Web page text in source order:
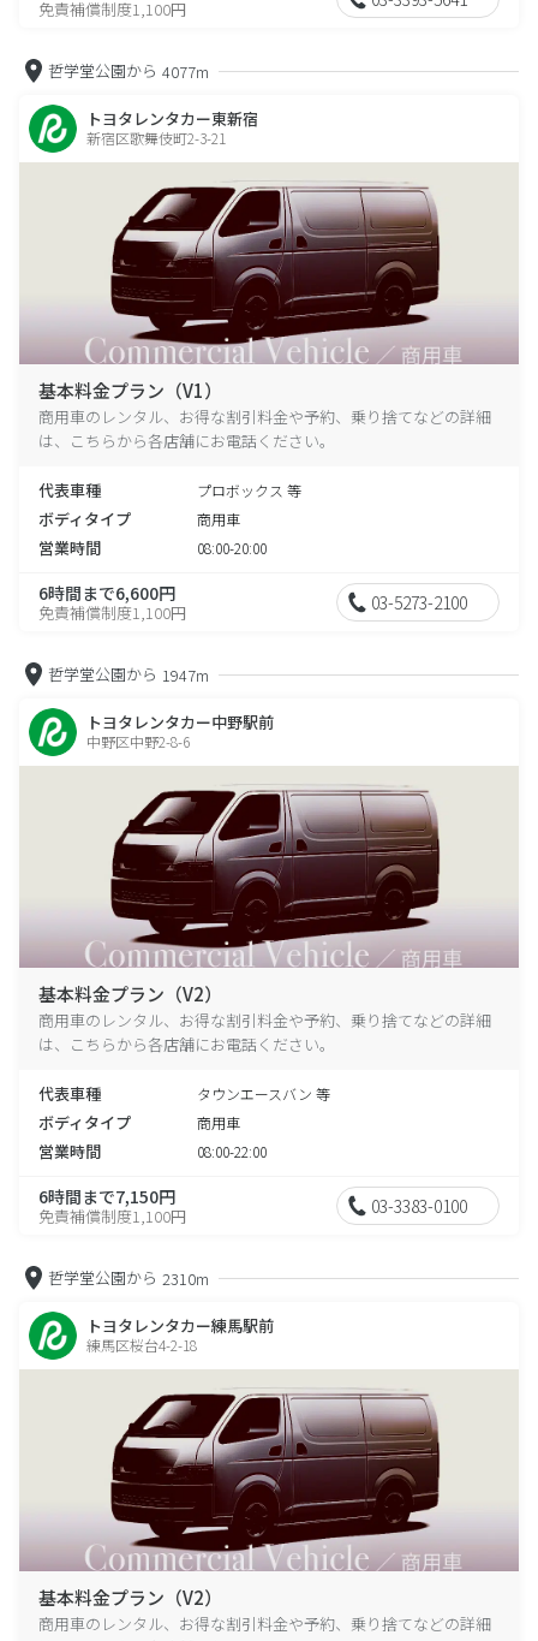
免責補償制度1,100円
哲学堂公園から 4077m
トヨタレンタカー東新宿
新宿区歌舞伎町2-3-21
基本料金プラン（V1）
商用車のレンタル、お得な割引料金や予約、乗り捨てなどの詳細
は、こちらから各店舗にお電話ください。
代表車種 プロボックス 等
ボディタイプ 商用車
営業時間 08:00-20:00
6時間まで6,600円
免責補償制度1,100円 03-5273-2100
哲学堂公園から 1947m
トヨタレンタカー中野駅前
中野区中野2-8-6
基本料金プラン（V2）
商用車のレンタル、お得な割引料金や予約、乗り捨てなどの詳細
は、こちらから各店舗にお電話ください。
代表車種 タウンエースバン 等
ボディタイプ 商用車
営業時間 08:00-22:00
6時間まで7,150円
免責補償制度1,100円 03-3383-0100
哲学堂公園から 2310m
トヨタレンタカー練馬駅前
練馬区桜台4-2-18
基本料金プラン（V2）
商用車のレンタル、お得な割引料金や予約、乗り捨てなどの詳細